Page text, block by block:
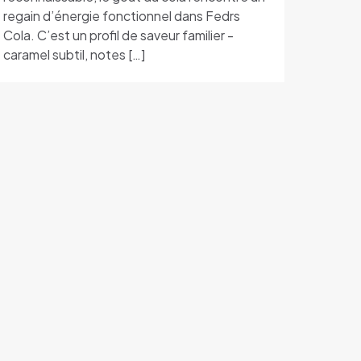
regain d’énergie fonctionnel dans Fedrs
Cola. C’est un profil de saveur familier -
caramel subtil, notes […]